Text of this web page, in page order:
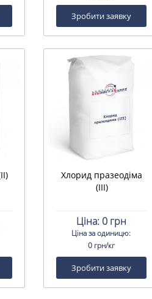
Зробити заявку
Хлорид празеодіма
(III)
Ціна:0 грн
Ціна за одиницю:
0 грн/кг
Зробити заявку